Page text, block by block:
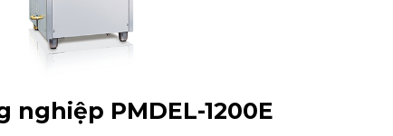
PMDEL-1200E